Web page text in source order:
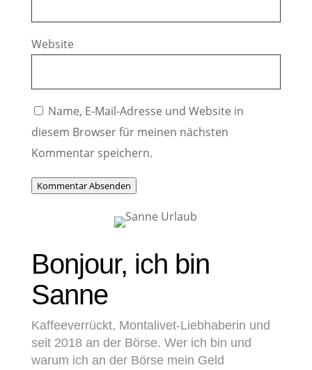
Website
Name, E-Mail-Adresse und Website in
diesem Browser für meinen nächsten
Kommentar speichern.
Kommentar Absenden
Bonjour, ich bin
Sanne
Kaffeeverrückt, Montalivet-Liebhaberin und
seit 2018 an der Börse. Wer ich bin und
warum ich an der Börse mein Geld